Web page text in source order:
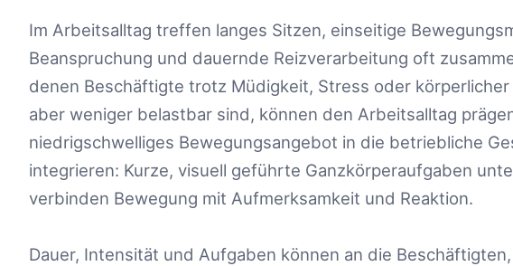
Im Arbeitsalltag treffen langes Sitzen, einseitige
Beanspruchung und dauernde Reizverarbeitung oft
denen Beschäftigte trotz Müdigkeit, Stress oder
aber weniger belastbar sind, können den Arbeitsalltag
niedrigschwelliges Bewegungsangebot in die betriebliche
integrieren: Kurze, visuell geführte Ganzkörperaufgaben
verbinden Bewegung mit Aufmerksamkeit und Reaktion.
Dauer, Intensität und Aufgaben können an die